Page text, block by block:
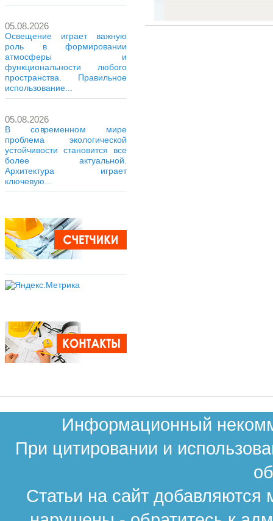
05.08.2026
Освещение играет важную
роль в формировании
атмосферы и
функциональности любого
пространства. Правильное
использование...
05.08.2026
В современном мире
проблема экологической
устойчивости становится все
более актуальной.
Архитектура играет
ключевую...
Информационный
При цитировании и
Статьи на сайт